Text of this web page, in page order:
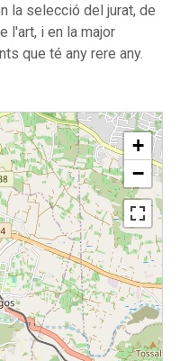
la selecció del jurat, de
l'art, i en la major
que té any rere any.
+
−